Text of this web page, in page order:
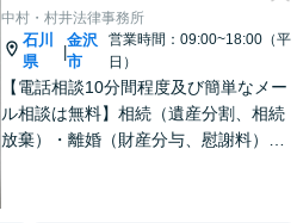
中村・村井法律事務所
石川
県
|
金沢
市
営業時間：09:00~18:00（平
日）
【電話相談10分間程度及び簡単なメー
ル相談は無料】相続（遺産分割、相続
放棄）・離婚（財産分与、慰謝料）・